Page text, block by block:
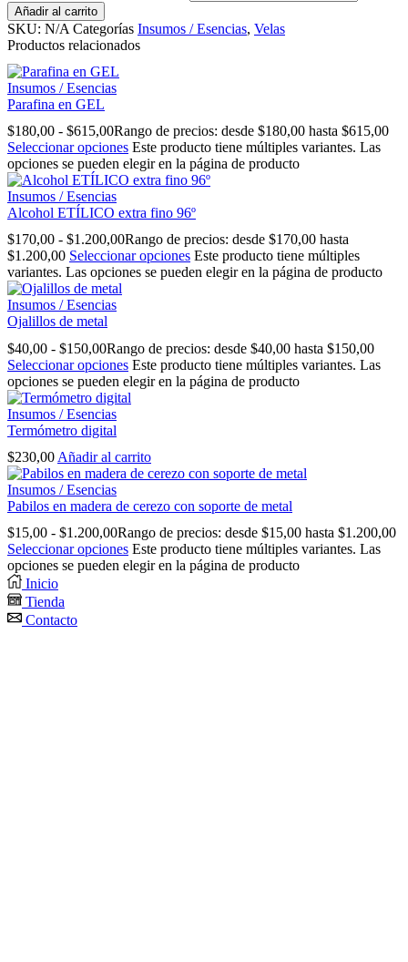
Añadir al carrito
SKU: N/A Categorías Insumos / Esencias, Velas
Productos relacionados
Insumos / Esencias
Parafina en GEL
$180,00 - $615,00Rango de precios: desde $180,00 hasta $615,00
Seleccionar opciones Este producto tiene múltiples variantes. Las
opciones se pueden elegir en la página de producto
Insumos / Esencias
Alcohol ETÍLICO extra fino 96º
$170,00 - $1.200,00Rango de precios: desde $170,00 hasta
$1.200,00 Seleccionar opciones Este producto tiene múltiples
variantes. Las opciones se pueden elegir en la página de producto
Insumos / Esencias
Ojalillos de metal
$40,00 - $150,00Rango de precios: desde $40,00 hasta $150,00
Seleccionar opciones Este producto tiene múltiples variantes. Las
opciones se pueden elegir en la página de producto
Insumos / Esencias
Termómetro digital
$230,00 Añadir al carrito
Insumos / Esencias
Pabilos en madera de cerezo con soporte de metal
$15,00 - $1.200,00Rango de precios: desde $15,00 hasta $1.200,00
Seleccionar opciones Este producto tiene múltiples variantes. Las
opciones se pueden elegir en la página de producto
Inicio
Tienda
Contacto